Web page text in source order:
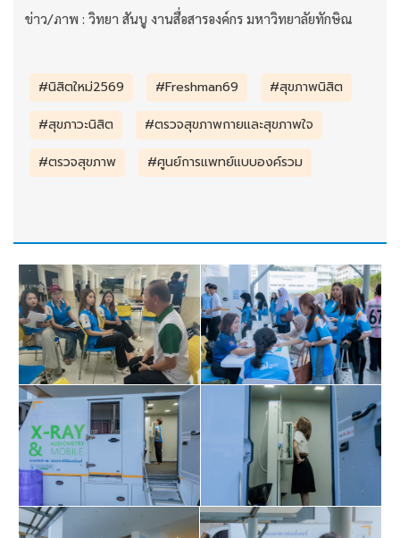
ข่าว/ภาพ : วิทยา สันบู งานสื่อสารองค์กร มหาวิทยาลัยทักษิณ
#นิสิตใหม่2569 #Freshman69
#สุขภาพนิสิต
#สุขภาวะนิสิต
#ตรวจสุขภาพกายและสุขภาพใจ
#ตรวจสุขภาพ
#ศูนย์การแพทย์แบบองค์รวม